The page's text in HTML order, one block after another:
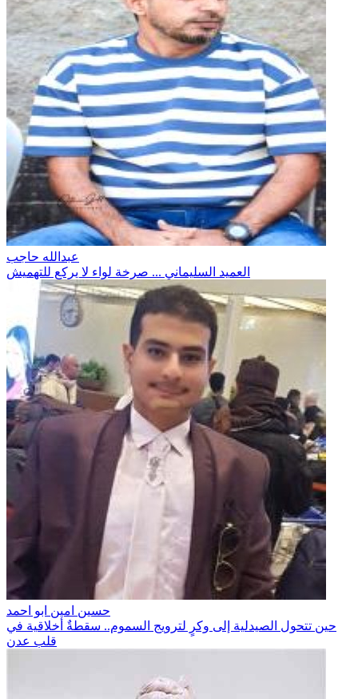
عبدالله حاجب
العميد السليماني ... صرخة لواء لا يركع للتهميش
حسين امين ابو احمد
حين تتحول الصيدلية إلى وكرٍ لترويج السموم.. سقطةٌ أخلاقية في
قلب عدن